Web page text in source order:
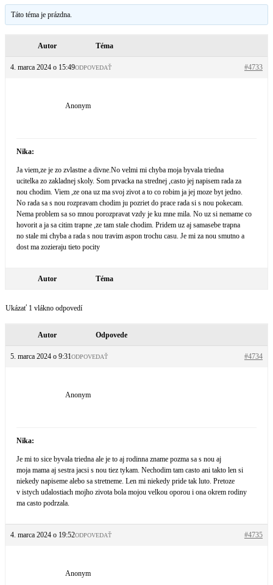
Táto téma je prázdna.
Autor Téma
4. marca 2024 o 15:49 #4733
ODPOVEDAŤ
Anonym
Nika:
Ja viem,ze je zo zvlastne a divne.No velmi mi chyba moja byvala triedna
ucitelka zo zakladnej skoly. Som prvacka na strednej ,casto jej napisem rada za
nou chodim. Viem ,ze ona uz ma svoj zivot a to co robim ja jej moze byt jedno.
No rada sa s nou rozpravam chodim ju pozriet do prace rada si s nou pokecam.
Nema problem sa so mnou porozpravat vzdy je ku mne mila. No uz si nemame co
hovorit a ja sa citim trapne ,ze tam stale chodim. Pridem uz aj samasebe trapna
no stale mi chyba a rada s nou travim aspon trochu casu. Je mi za nou smutno a
dost ma zozieraju tieto pocity
Autor Téma
Ukázať 1 vlákno odpovedí
Autor Odpovede
5. marca 2024 o 9:31 #4734
ODPOVEDAŤ
Anonym
Nika:
Je mi to sice byvala triedna ale je to aj rodinna zname pozma sa s nou aj
moja mama aj sestra jacsi s nou tiez tykam. Nechodim tam casto ani takto len si
niekedy napiseme alebo sa stretneme. Len mi niekedy pride tak luto. Pretoze
v istych udalostiach mojho zivota bola mojou velkou oporou i ona okrem rodiny
ma casto podrzala.
4. marca 2024 o 19:52 #4735
ODPOVEDAŤ
Anonym